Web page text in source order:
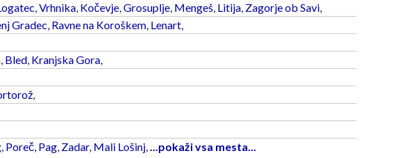
,Vrhnika, Kočevje,Grosuplje, Mengeš, Litija, Zagorje ob Savi,
Gradec, Ravne na Koroškem, Lenart,
, Bled, Kranjska Gora,
,
, Poreč, Pag, Zadar, Mali Lošinj,...pokaži vsa mesta...